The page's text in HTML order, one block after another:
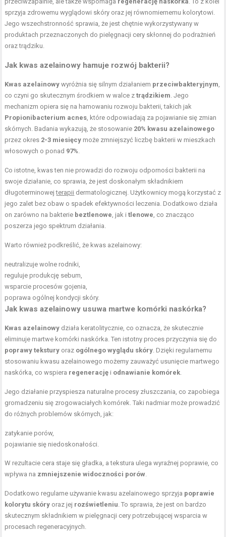
sprzyja zdrowemu wyglądowi skóry oraz jej równomiernemu kolorytowi.
Jego wszechstronność sprawia, że jest chętnie wykorzystywany w
produktach przeznaczonych do pielęgnacji cery skłonnej do podrażnień
oraz trądziku.
Jak kwas azelainowy hamuje rozwój bakterii?
Kwas azelainowy wyróżnia się silnym działaniem przeciwbakteryjnym
co czyni go skutecznym środkiem w walce ztrądzikiem . Jego
mechanizm opiera się na hamowaniu rozwoju bakterii, takich jak
Propionibacterium acnes , które odpowiadają za pojawianie się zmian
skórnych. Badania wykazują, że stosowanie 20% kwasu azelainowego
przez okres 2-3 miesięcy może zmniejszyć liczbę bakterii w mieszkach
włosowych o ponad 97%
Co istotne, kwas ten nie prowadzi do rozwoju odporności bakterii na
swoje działanie, co sprawia, że jest doskonałym składnikiem
długoterminowejterapii dermatologicznej. Użytkownicy mogą korzystać z
jego zalet bez obaw o spadek efektywności leczenia. Dodatkowo działa
on zarówno na bakterie beztlenowe , jak itlenowe , co znacząco
poszerza jego spektrum działania.
Warto również podkreślić, że kwas azelainowy:
neutralizuje wolne rodniki,
reguluje produkcję sebum,
wsparcie procesów gojenia,
poprawa ogólnej kondycji skóry.
Jak kwas azelainowy usuwa martwe komórki naskórka?
Kwas azelainowy działa keratolitycznie, co oznacza, że skutecznie
eliminuje martwe komórki naskórka. Ten istotny proces przyczynia się do
poprawy tekstury oraz ogólnego wyglądu skóry . Dzięki regularnemu
stosowaniu kwasu azelainowego możemy zauważyć usunięcie martwego
naskórka, co wspiera regenerację i odnawianie komórek
Jego działanie przyspiesza naturalne procesy złuszczania, co zapobiega
gromadzeniu się zrogowaciałych komórek. Taki nadmiar może prowadzić
do różnych problemów skórnych, jak:
zatykanie porów,
pojawianie się niedoskonałości.
W rezultacie cera staje się gładka, a tekstura ulega wyraźnej poprawie, co
wpływa na zmniejszenie widoczności porów
Dodatkowo regularne używanie kwasu azelainowego sprzyja poprawie
kolorytu skóry oraz jej rozświetleniu . To sprawia, że jest on bardzo
skutecznym składnikiem w pielęgnacji cery potrzebującej wsparcia w
procesach regeneracyjnych.